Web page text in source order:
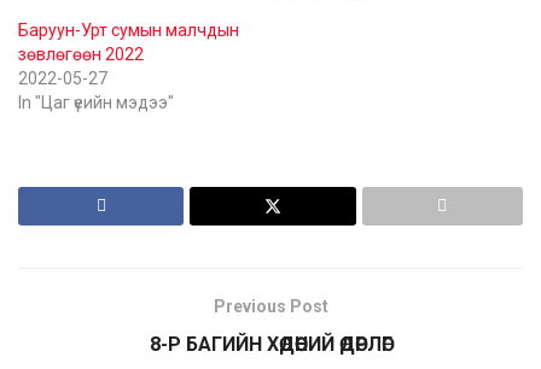
Баруун-Урт сумын малчдын
зөвлөгөөн 2022
2022-05-27
In "Цаг үеийн мэдээ"
Previous Post
8-Р БАГИЙН ХӨДӨӨНИЙ ӨДӨРЛӨГ